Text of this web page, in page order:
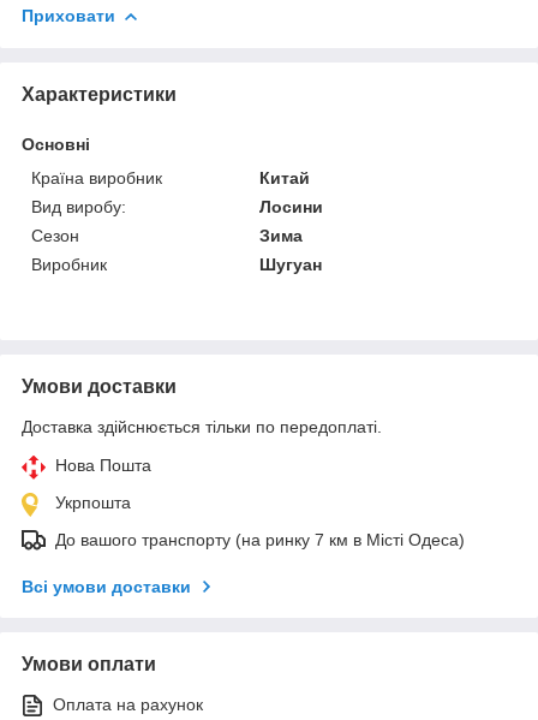
Приховати
Характеристики
Основні
Країна виробник
Китай
Вид виробу:
Лосини
Сезон
Зима
Виробник
Шугуан
Умови доставки
Доставка здійснюється тільки по передоплаті.
Нова Пошта
Укрпошта
До вашого транспорту (на ринку 7 км в Місті Одеса)
Всі умови доставки
Умови оплати
Оплата на рахунок